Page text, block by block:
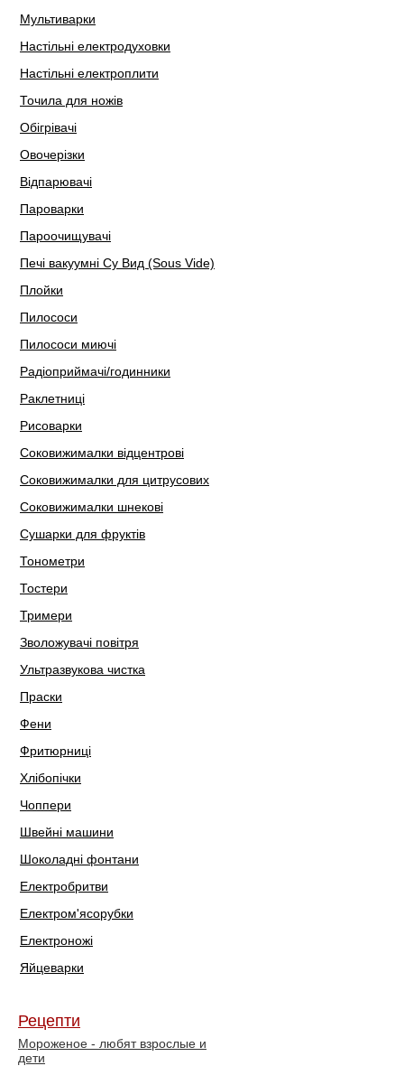
Мультиварки
Настільні електродуховки
Настільні електроплити
Точила для ножів
Обігрівачі
Овочерізки
Відпарювачі
Пароварки
Пароочищувачі
Печі вакуумні Су Вид (Sous Vide)
Плойки
Пилососи
Пилососи миючі
Радіоприймачі/годинники
Раклетниці
Рисоварки
Соковижималки відцентрові
Соковижималки для цитрусових
Соковижималки шнекові
Сушарки для фруктів
Тонометри
Тостери
Тримери
Зволожувачі повітря
Ультразвукова чистка
Праски
Фени
Фритюрниці
Хлібопічки
Чоппери
Швейні машини
Шоколадні фонтани
Електробритви
Електром'ясорубки
Електроножі
Яйцеварки
Рецепти
Мороженое - любят взрослые и
дети